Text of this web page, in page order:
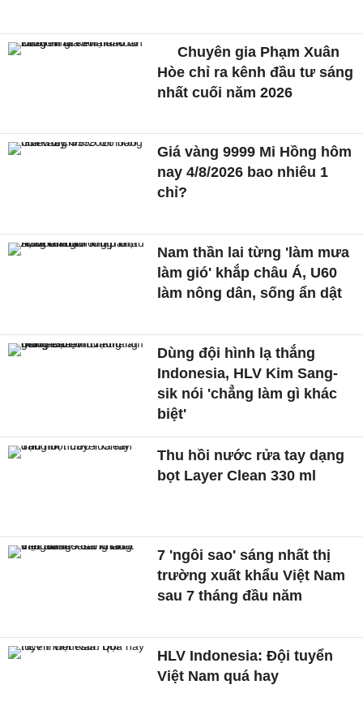
Chuyên gia Phạm Xuân
Hòe chỉ ra kênh đầu tư sáng
nhất cuối năm 2026
Giá vàng 9999 Mi Hồng hôm
nay 4/8/2026 bao nhiêu 1
chỉ?
Nam thần lai từng 'làm mưa
làm gió' khắp châu Á, U60
làm nông dân, sống ẩn dật
Dùng đội hình lạ thắng
Indonesia, HLV Kim Sang-
sik nói 'chẳng làm gì khác
biệt'
Thu hồi nước rửa tay dạng
bọt Layer Clean 330 ml
7 'ngôi sao' sáng nhất thị
trường xuất khẩu Việt Nam
sau 7 tháng đầu năm
HLV Indonesia: Đội tuyển
Việt Nam quá hay